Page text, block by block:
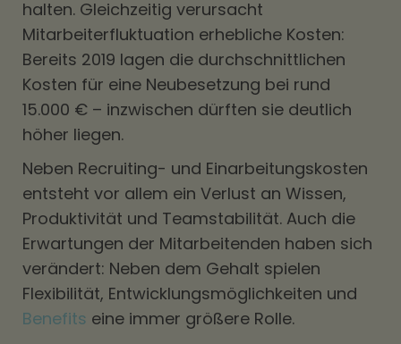
halten. Gleichzeitig verursacht
Mitarbeiterfluktuation erhebliche Kosten:
Bereits 2019 lagen die durchschnittlichen
Kosten für eine Neubesetzung bei rund
15.000 € – inzwischen dürften sie deutlich
höher liegen.
Neben Recruiting- und Einarbeitungskosten
entsteht vor allem ein Verlust an Wissen,
Produktivität und Teamstabilität. Auch die
Erwartungen der Mitarbeitenden haben sich
verändert: Neben dem Gehalt spielen
Flexibilität, Entwicklungsmöglichkeiten und
Benefits eine immer größere Rolle.